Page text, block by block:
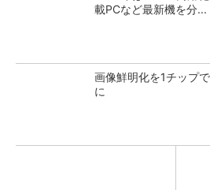
載PCなど最新機を分...
画像鮮明化を1チップ
に